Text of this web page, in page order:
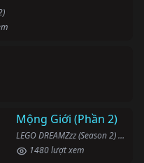
Mộng Giới (Phần 2)
LEGO DREAMZzz (Season 2) (2024)
1480 lượt xem